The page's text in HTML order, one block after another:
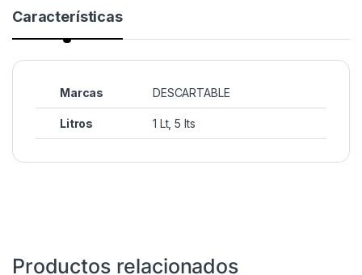
Características
Marcas DESCARTABLE
Litros 1 Lt, 5 lts
Productos relacionados